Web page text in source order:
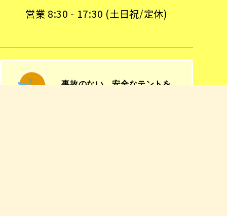
営業 8:30 - 17:30 (土日祝/定休)
事故のない、安全なテントを。